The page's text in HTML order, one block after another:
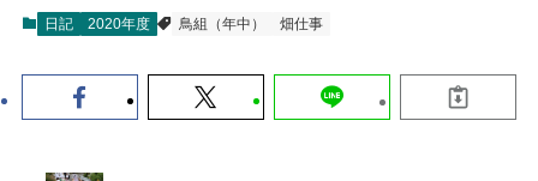
日記 2020年度 鳥組（年中） 畑仕事